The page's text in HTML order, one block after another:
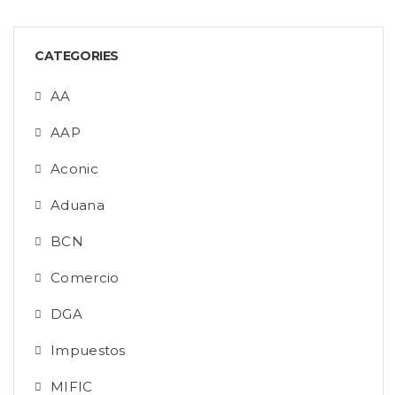
CATEGORIES
AA
AAP
Aconic
Aduana
BCN
Comercio
DGA
Impuestos
MIFIC